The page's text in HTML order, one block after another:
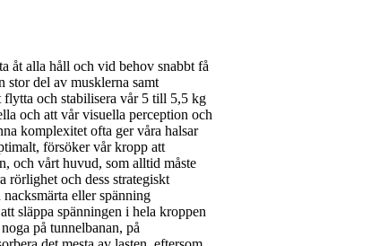
åt alla håll och vid behov snabbt få
stor del av musklerna samt
flytta och stabilisera vår 5 till 5,5 kg
och att vår visuella perception och
komplexitet ofta ger våra halsar
försöker vår kropp att
och vårt huvud, som alltid måste
rörlighet och dess strategiskt
eller spänning
släppa spänningen i hela kroppen
på tunnelbanan, på